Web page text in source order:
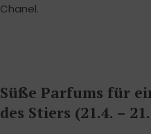
Chanel.
Süße Parfums für
des Stiers (21.4. –